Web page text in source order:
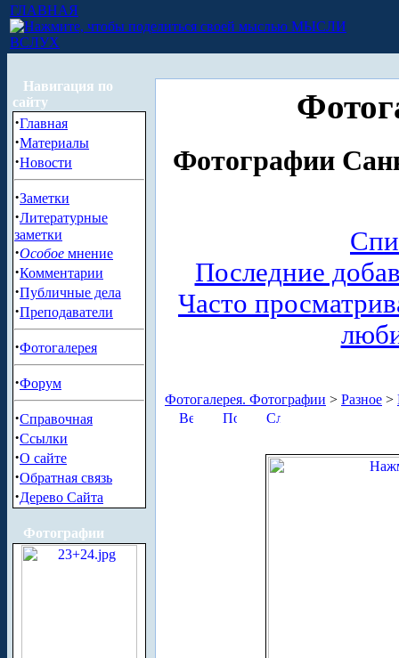
ГЛАВНАЯ
МЫСЛИ
ВСЛУХ
Навигация по
сайту
·Главная
·Материалы
·Новости
·Заметки
·Литературные
заметки
·Особое мнение
·Комментарии
·Публичные дела
·Преподаватели
·Фотогалерея
·Форум
·Справочная
·Ссылки
·О сайте
·Обратная связь
·Дерево Сайта
Фотографии
Фотографии
Последние
Часто
Фотогалерея. Фотографии > Разное >